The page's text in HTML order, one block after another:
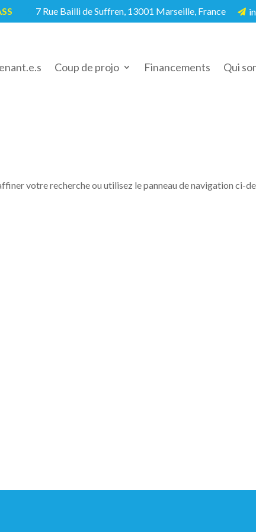
7 Rue Bailli de Suffren, 13001 Marseille, France 
Coup de projo Financements Qui
votre recherche ou utilisez le panneau de navigation ci-